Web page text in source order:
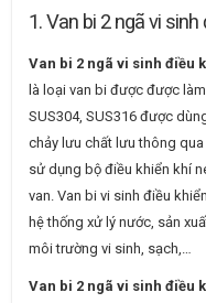
1. Van bi 2 ngã vi
Van bi 2 ngã vi sinh điều
là loại van bi được được
SUS304, SUS316 được
chảy lưu chất lưu thông
sử dụng bộ điều khiển khí
van. Van bi vi sinh điều
hệ thống xử lý nước, sản
môi trường vi sinh, sạch,…
Van bi 2 ngã vi sinh điều